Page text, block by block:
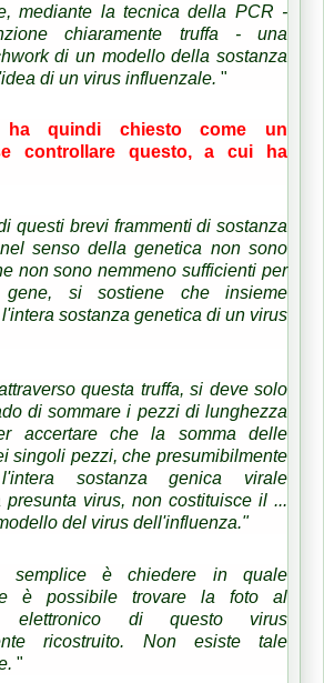
mediante la tecnica della PCR -
chiaramente truffa - una
di un modello della sostanza
di un virus influenzale. "
ha quindi chiesto come un
controllare questo, a cui ha
questi brevi frammenti di sostanza
senso della genetica non sono
non sono nemmeno sufficienti per
si sostiene che insieme
sostanza genetica di un virus
questa truffa, si deve solo
di sommare i pezzi di lunghezza
accertare che la somma delle
singoli pezzi, che presumibilmente
sostanza genica virale
presunta virus, non costituisce il ...
del virus dell'influenza."
semplice è chiedere in quale
è possibile trovare la foto al
elettronico di questo virus
ricostruito. Non esiste tale
"